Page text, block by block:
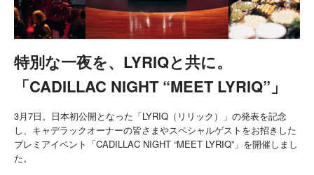
特別な一夜を、LYRIQと共に。
「CADILLAC NIGHT “MEET LYRIQ”」
3月7日。日本初公開となった「LYRIQ（リリック）」の発表を記念
し、キャデラックオーナーの皆さまやスペシャルゲストをお招きした
プレミアイベント「CADILLAC NIGHT “MEET LYRIQ”」を開催しまし
た。